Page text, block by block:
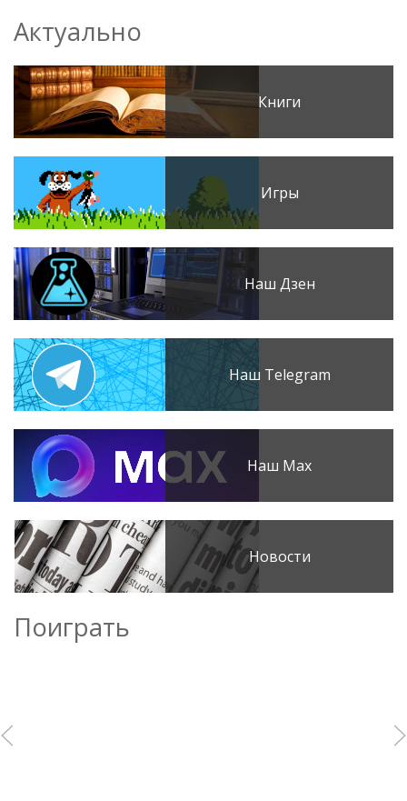
Актуально
Книги
Игры
Наш Дзен
Наш Telegram
Наш Max
Новости
Поиграть